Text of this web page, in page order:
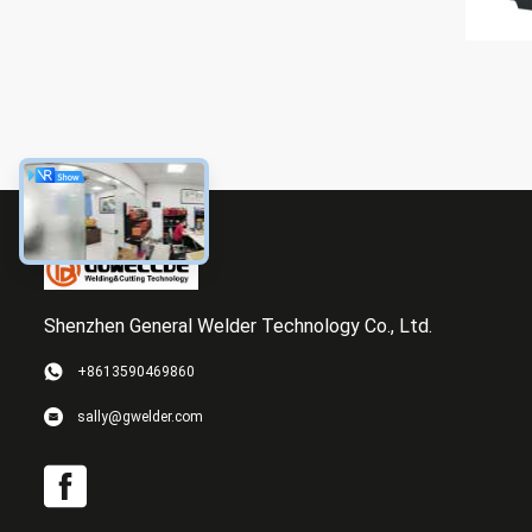
Shenzhen General Welder Technology Co., Ltd.
+8613590469860
sally@gwelder.com